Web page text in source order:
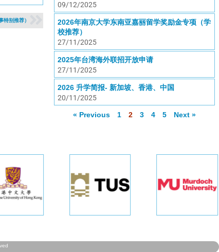
特别推荐）
09/12/2025
2026年南京大学东南亚嘉丽留学奖励金专项（学
校推荐）
27/11/2025
2025年台湾海外联招开放申请
27/11/2025
2026 升学简报- 新加坡、香港、中国
20/11/2025
« Previous 1 2 3 4 5 Next »